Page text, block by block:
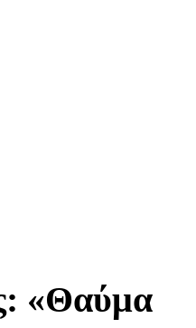
«Θαύμα